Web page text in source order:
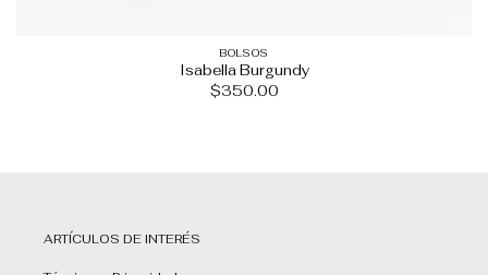
BOLSOS
Isabella Burgundy
$350.00
ARTÍCULOS DE INTERÉS